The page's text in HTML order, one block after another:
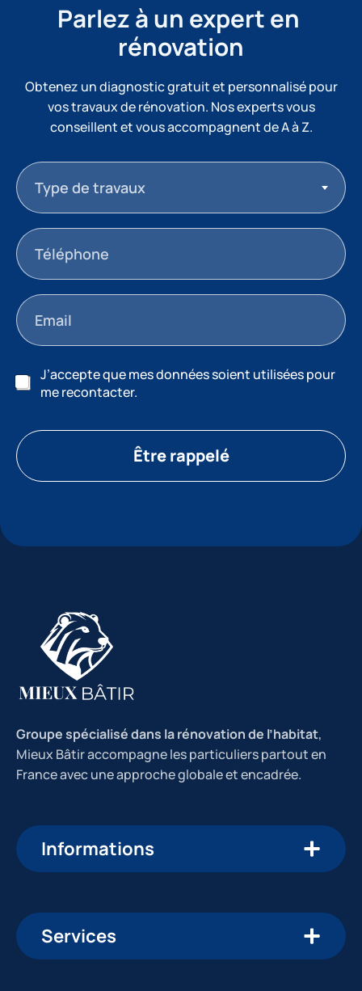
Parlez à un expert en
rénovation
Obtenez un diagnostic gratuit et personnalisé pour
vos travaux de rénovation. Nos experts vous
conseillent et vous accompagnent de A à Z.
Type de travaux
J’accepte que mes données soient utilisées pour
me recontacter.
Être rappelé
Groupe spécialisé dans la rénovation de l’habitat,
Mieux Bâtir accompagne les particuliers partout en
France avec une approche globale et encadrée.
Informations
Services